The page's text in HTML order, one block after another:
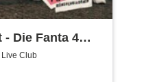
- Die Fanta 4
Club